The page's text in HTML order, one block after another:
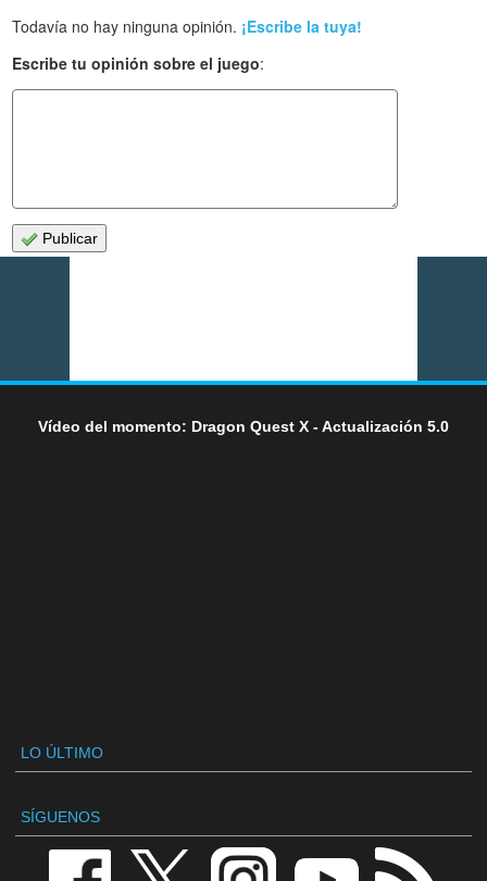
Todavía no hay ninguna opinión. ¡Escribe la tuya!
Escribe tu opinión sobre el juego:
Publicar
Vídeo del momento: Dragon Quest X - Actualización 5.0
LO ÚLTIMO
SÍGUENOS